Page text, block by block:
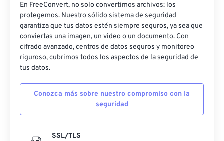
En FreeConvert, no solo convertimos archivos: los
protegemos. Nuestro sólido sistema de seguridad
garantiza que tus datos estén siempre seguros, ya sea que
conviertas una imagen, un video o un documento. Con
cifrado avanzado, centros de datos seguros y monitoreo
riguroso, cubrimos todos los aspectos de la seguridad de
tus datos.
Conozca más sobre nuestro compromiso con la
seguridad
SSL/TLS